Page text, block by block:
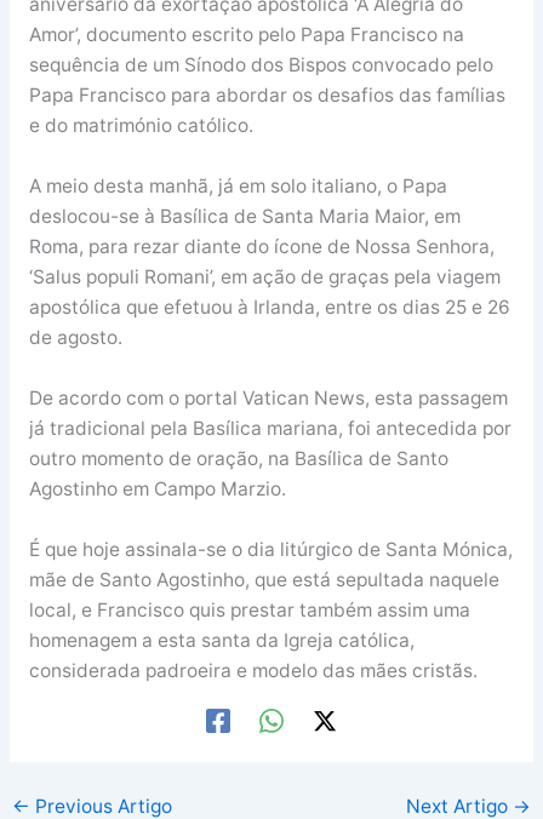
Amor’, documento escrito pelo Papa Francisco na
sequência de um Sínodo dos Bispos convocado pelo
Papa Francisco para abordar os desafios das famílias
e do matrimónio católico.
A meio desta manhã, já em solo italiano, o Papa
deslocou-se à Basílica de Santa Maria Maior, em
Roma, para rezar diante do ícone de Nossa Senhora,
‘Salus populi Romani’, em ação de graças pela viagem
apostólica que efetuou à Irlanda, entre os dias 25 e 26
de agosto.
De acordo com o portal Vatican News, esta passagem
já tradicional pela Basílica mariana, foi antecedida por
outro momento de oração, na Basílica de Santo
Agostinho em Campo Marzio.
É que hoje assinala-se o dia litúrgico de Santa Mónica,
mãe de Santo Agostinho, que está sepultada naquele
local, e Francisco quis prestar também assim uma
homenagem a esta santa da Igreja católica,
considerada padroeira e modelo das mães cristãs.
← Previous Artigo Next Artigo →